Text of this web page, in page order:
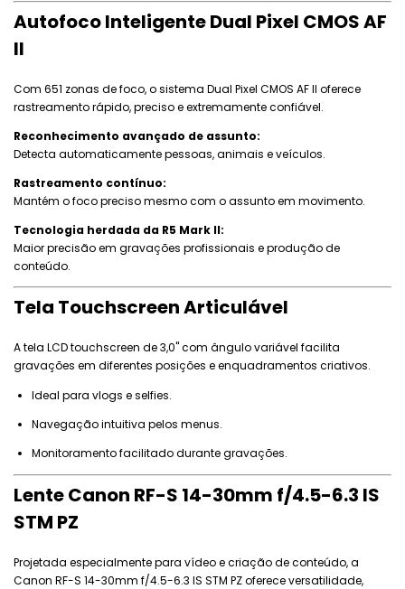
Autofoco Inteligente Dual Pixel CMOS AF
II
Com 651 zonas de foco, o sistema Dual Pixel CMOS AF II oferece
rastreamento rápido, preciso e extremamente confiável.
Reconhecimento avançado de assunto:
Detecta automaticamente pessoas, animais e veículos.
Rastreamento contínuo:
Mantém o foco preciso mesmo com o assunto em movimento.
Tecnologia herdada da R5 Mark II:
Maior precisão em gravações profissionais e produção de
conteúdo.
Tela Touchscreen Articulável
A tela LCD touchscreen de 3,0" com ângulo variável facilita
gravações em diferentes posições e enquadramentos criativos.
Ideal para vlogs e selfies.
Navegação intuitiva pelos menus.
Monitoramento facilitado durante gravações.
Lente Canon RF-S 14-30mm f/4.5-6.3 IS
STM PZ
Projetada especialmente para vídeo e criação de conteúdo, a
Canon RF-S 14-30mm f/4.5-6.3 IS STM PZ oferece versatilidade,